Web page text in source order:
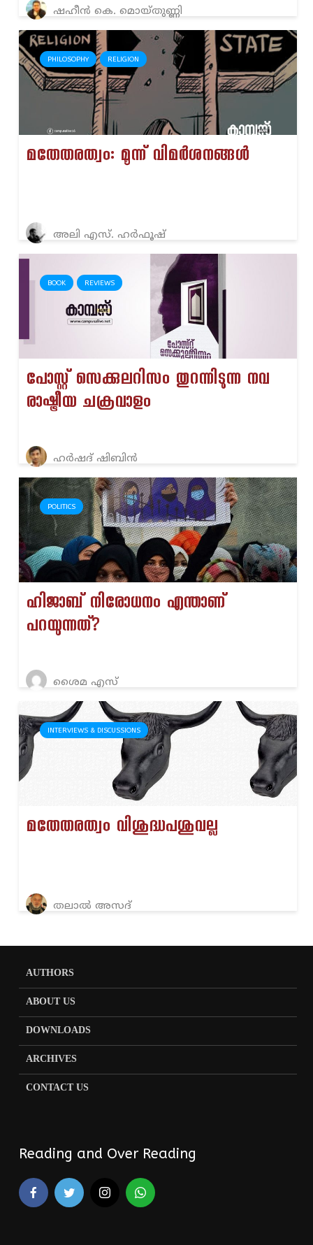
ഷഹീൻ കെ. മൊയ്തുണ്ണി
PHILOSOPHY RELIGION
മതേതരത്വം: മൂന്ന് വിമർശനങ്ങൾ
അലി എസ്. ഹർഫൂഷ്
BOOK REVIEWS
പോസ്റ്റ് സെക്കുലറിസം തുറന്നിടുന്ന നവ
രാഷ്ട്രീയ ചക്രവാളം
ഹർഷദ് ഷിബിൻ
POLITICS
ഹിജാബ് നിരോധനം എന്താണ്
പറയുന്നത്?
ശൈമ എസ്
INTERVIEWS & DISCUSSIONS
മതേതരത്വം വിശുദ്ധപശുവല്ല
തലാൽ അസദ്
AUTHORS
ABOUT US
DOWNLOADS
ARCHIVES
CONTACT US
Reading and Over Reading